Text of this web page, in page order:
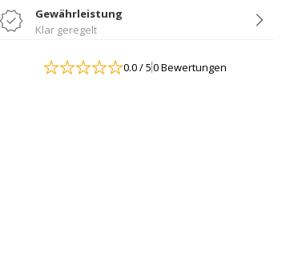
Gewährleistung
Klar geregelt
0.0/ 50 Bewertungen